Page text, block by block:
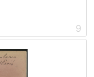
9